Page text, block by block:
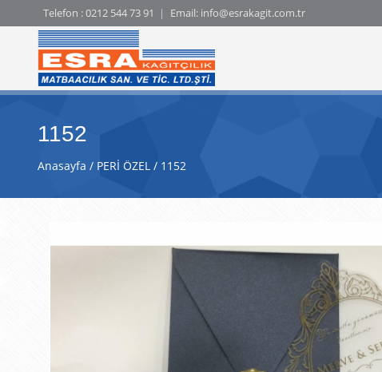
Telefon :0212 544 73 91 Email: info@esrakagit.com.tr
1152
Anasayfa PERİ ÖZEL 1152